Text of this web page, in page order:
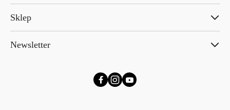
Sklep
Newsletter